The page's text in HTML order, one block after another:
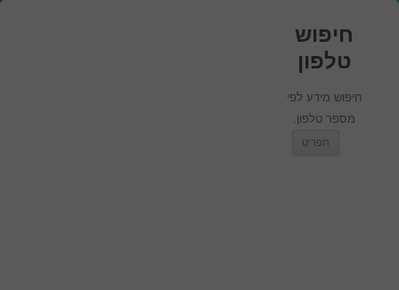
חיפוש
טלפון
חיפוש מידע לפי
מספר טלפון.
תפריט